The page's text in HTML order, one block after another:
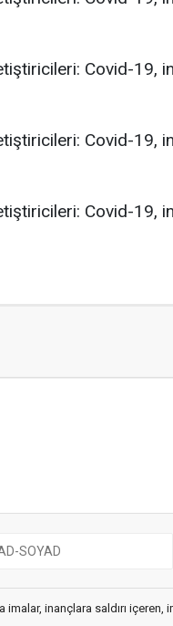
inançlara saldırı içeren,